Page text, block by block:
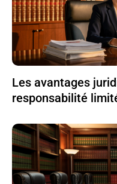
Les avantages
responsabilité